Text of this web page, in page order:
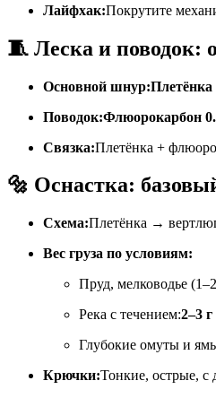
Лайфхак:Покрутите
🧵 Леска и поводок:
Основной шнур:Плетёнка
Поводок:Флюорокарбон
Связка:Плетёнка +
🔩 Оснастка:
Схема:Плетёнка →
Вес груза по условиям:
Пруд, мелководье
Река с течением:2–3 г
Глубокие омуты и
Крючки:Тонкие, острые, с